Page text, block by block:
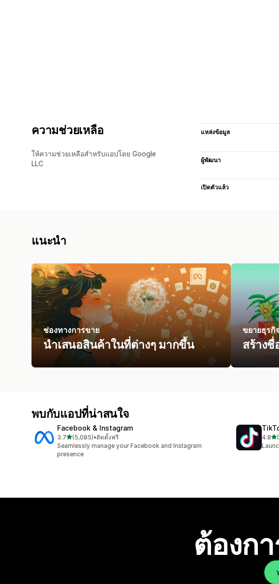
ความช่วยเหลือ
ให้ความช่วยเหลือสำหรับแอปโดย Google
LLC
แหล่งข้อมูล
ผู้พัฒนา
เปิดตัวแล้ว
แนะนำ
ช่องทางการขาย
นำเสนอสินค้าในที่ต่างๆ มากขึ้น
ขยายธุรกิ
สร้างชื่
พบกับแอปที่น่าสนใจ
Facebook & Instagram
3.7เต็ม 5 ดาว
(5,085)
ทั้งหมด 5085 รีวิว
•ติดตั้งฟรี
Seamlessly manage your Facebook and Instagram
presence
4.8เ
ทั้งหม
ต้องก